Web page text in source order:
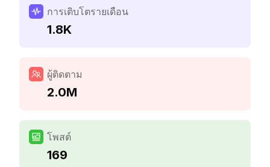
การเติบโตรายเดือน
1.8K
ผู้ติดตาม
2.0M
โพสต์
169